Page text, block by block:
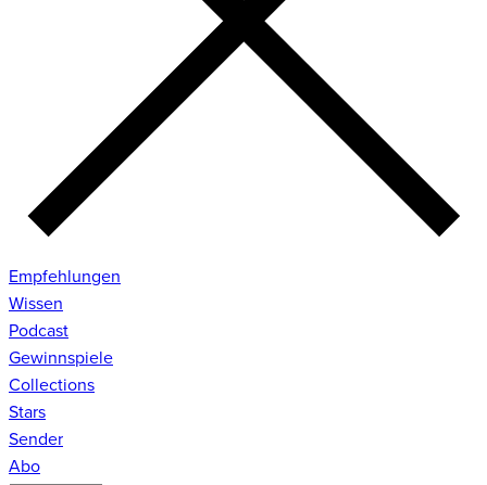
Empfehlungen
Wissen
Podcast
Gewinnspiele
Collections
Stars
Sender
Abo